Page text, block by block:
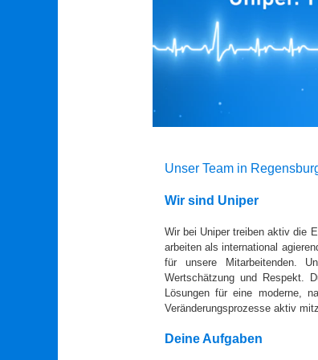
Unser Team in
Wir sind Uniper
Wir bei Uniper treiben aktiv die
arbeiten als international
für unsere Mitarbeitenden.
Wertschätzung und Respekt.
Lösungen für eine moderne,
Veränderungsprozesse aktiv
Deine Aufgaben